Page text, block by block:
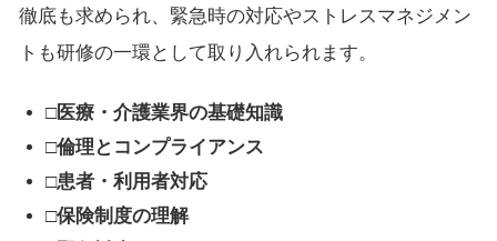
徹底も求められ、緊急時の対応やストレスマネジメン
トも研修の一環として取り入れられます。
□医療・介護業界の基礎知識
□倫理とコンプライアンス
□患者・利用者対応
□保険制度の理解